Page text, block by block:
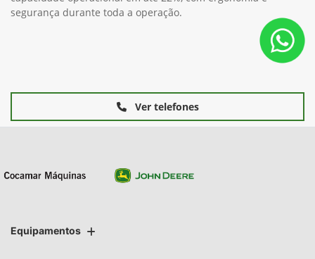
segurança durante toda a operação.
Ver telefones
Equipamentos